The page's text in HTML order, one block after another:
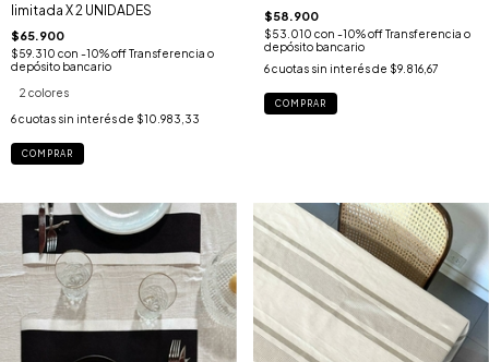
limitada X 2 UNIDADES
$65.900
$59.310 con -10% off Transferencia o
depósito bancario
2 colores
6cuotas sin interés de $10.983,33
COMPRAR
$58.900
$53.010 con -10% off Transferencia o
depósito bancario
6 cuotas sin interés de $9.816,67